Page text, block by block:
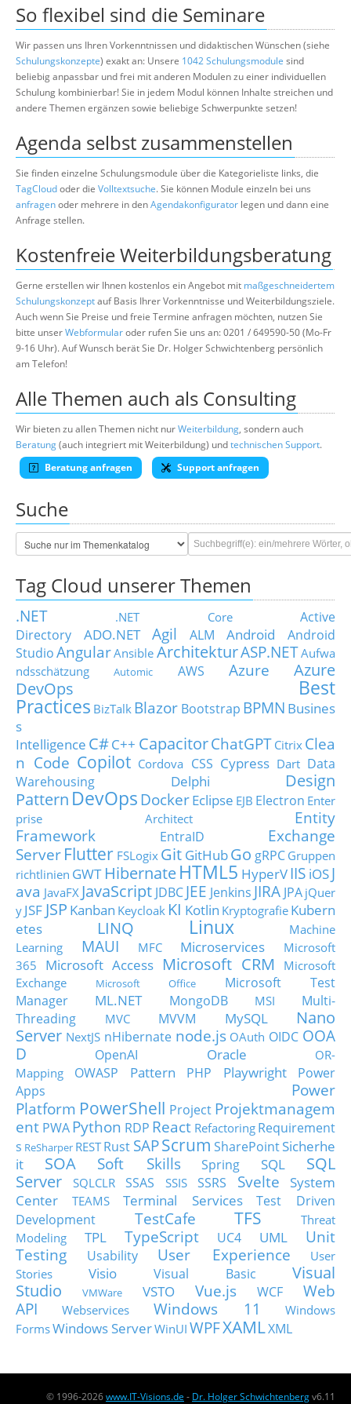
So flexibel sind die Seminare
Wir passen uns Ihren Vorkenntnissen und didaktischen Wünschen (siehe
Schulungskonzepte) exakt an: Unsere 1042 Schulungsmodule sind
beliebig anpassbar und frei mit anderen Modulen zu einer individuellen
Schulung kombinierbar! Sie in jedem Modul können Inhalte streichen und
andere Themen ergänzen sowie beliebige Schwerpunkte setzen!
Agenda selbst zusammenstellen
Sie finden einzelne Schulungsmodule über die Kategorieliste links, die
TagCloudoder die Volltextsuche. Sie können Module einzeln bei uns
anfragenoder mehrere in denAgendakonfigurator legen und dann eine
Anfrage stellen.
Kostenfreie Weiterbildungsberatung
Gerne erstellen wir Ihnen kostenlos ein Angebot mit maßgeschneidertem
Schulungskonzeptauf Basis Ihrer Vorkenntnisse und Weiterbildungsziele.
Auch wenn Sie Preise und freie Termine anfragen möchten, nutzen Sie
bitte unserWebformularoder rufen Sie uns an: 0201 / 649590-50 (Mo-Fr
9-16 Uhr). Auf Wunsch berät Sie Dr. Holger Schwichtenberg persönlich
am Telefon!
Alle Themen auch als Consulting
Wir bieten zu allen Themen nicht nurWeiterbildung, sondern auch
Beratung(auch integriert mit Weiterbildung) undtechnischen Support.
Beratung anfragen
Support anfragen
Suche
Tag Cloud unserer Themen
.NET .NET Core
Active
Directory
ADO.NET Agil ALM Android
Android
StudioAngularAnsible ArchitekturASP.NETAufwa
ndsschätzung
Automic AWS Azure
Azure
DevOps
Best
Practices BizTalk Blazor Bootstrap BPMN Busines
s
Intelligence C#C++ CapacitorChatGPT Citrix Clea
n Code Copilot Cordova CSS Cypress Dart Data
Warehousing
Delphi
Design
Pattern DevOps DockerEclipse EJB Electron Enter
prise Architect
Entity
Framework
EntraID
Exchange
Server Flutter FSLogix Git GitHubGo gRPC Gruppen
richtlinien GWT HibernateHTML5 HyperVIIS iOSJ
ava JavaFX JavaScript JDBC JEE Jenkins JIRA JPA jQuer
y JSF JSP Kanban Keycloak KI Kotlin Kryptografie Kubern
etes
LINQ Linux
Machine
Learning
MAUI MFC Microservices
Microsoft
365
Microsoft Access Microsoft CRM
Microsoft
Exchange
Microsoft Office
Microsoft Test
Manager
ML.NET MongoDB MSI
Multi-
Threading
MVC MVVM MySQL
Nano
Server NextJS nHibernate node.js OAuth OIDC OOA
D
OpenAI Oracle
OR-
Mapping
OWASP Pattern PHP Playwright
Power
Apps
Power
Platform PowerShell Project Projektmanagem
ent PWA Python RDP React Refactoring Requirement
s ReSharper RESTRust SAPScrum SharePointSicherhe
it
SOA Soft Skills Spring SQL
SQL
Server
SQLCLR SSAS SSIS SSRS Svelte
System
Center
TEAMS Terminal Services
Test Driven
Development
TestCafe TFS
Threat
Modeling
TPL TypeScript UC4 UML
Unit
Testing
Usability User Experience
User
Stories
Visio Visual Basic
Visual
Studio
VMWare VSTO Vue.js WCF
Web
API
Webservices Windows 11
Windows
FormsWindows ServerWinUI WPFXAMLXML
© 1996-2026www.IT-Visions.de - Dr. Holger Schwichtenbergv6.11